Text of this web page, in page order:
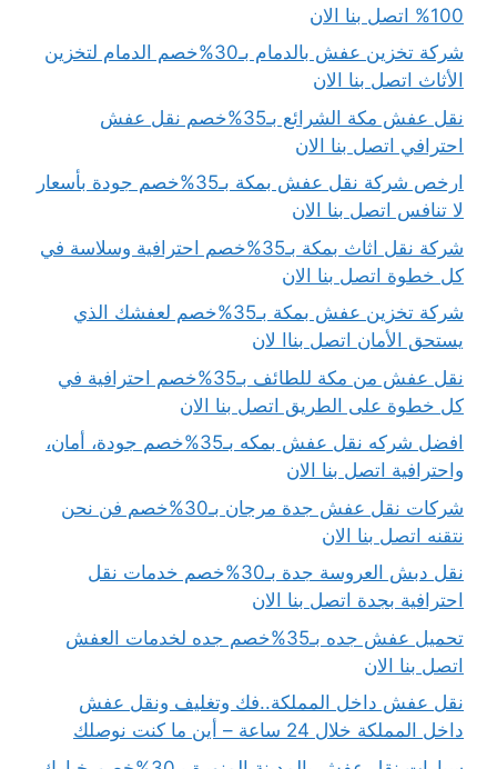
100% اتصل بنا الان
شركة تخزين عفش بالدمام بـ30%خصم الدمام لتخزين
الأثاث اتصل بنا الان
نقل عفش مكة الشرائع بـ35%خصم نقل عفش
احترافي اتصل بنا الان
ارخص شركة نقل عفش بمكة بـ35%خصم جودة بأسعار
لا تنافس اتصل بنا الان
شركة نقل اثاث بمكة بـ35%خصم احترافية وسلاسة في
كل خطوة اتصل بنا الان
شركة تخزين عفش بمكة بـ35%خصم لعفشك الذي
يستحق الأمان اتصل بناا لان
نقل عفش من مكة للطائف بـ35%خصم احترافية في
كل خطوة على الطريق اتصل بنا الان
افضل شركه نقل عفش بمكه بـ35%خصم جودة، أمان،
واحترافية اتصل بنا الان
شركات نقل عفش جدة مرجان بـ30%خصم فن نحن
نتقنه اتصل بنا الان
نقل دبش العروسة جدة بـ30%خصم خدمات نقل
احترافية بجدة اتصل بنا الان
تحميل عفش جده بـ35%خصم جده لخدمات العفش
اتصل بنا الان
نقل عفش داخل المملكة..فك وتغليف ونقل عفش
داخل المملكة خلال 24 ساعة – أين ما كنت نوصلك